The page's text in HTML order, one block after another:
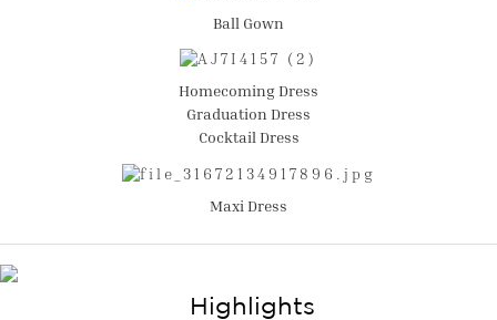
Ball Gown
Homecoming Dress
Graduation Dress
Cocktail Dress
Maxi Dress
Highlights